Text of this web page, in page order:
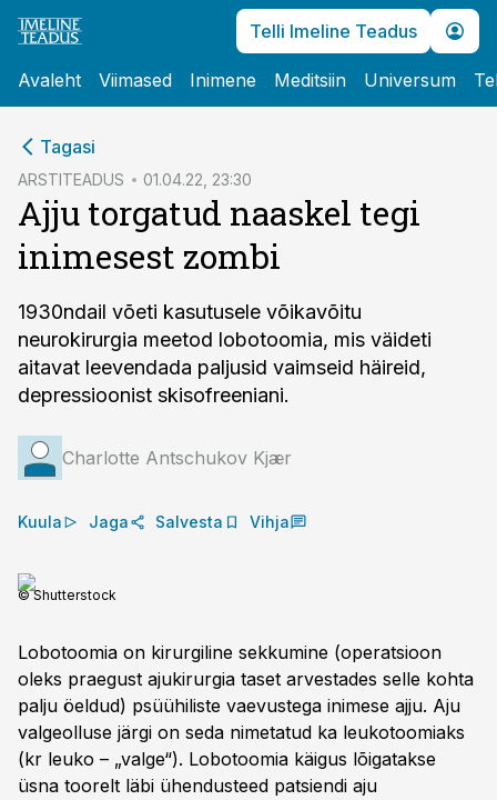
Telli Imeline Teadus
Avaleht Viimased Inimene Meditsiin Universum
Tagasi
ARSTITEADUS 01.04.22, 23:30
Ajju torgatud naaskel tegi
inimesest zombi
1930ndail võeti kasutusele võikavõitu
neurokirurgia meetod lobotoomia, mis väideti
aitavat leevendada paljusid vaimseid häireid,
depressioonist skisofreeniani.
Charlotte Antschukov Kjær
Kuula Jaga Salvesta Vihja
© Shutterstock
Lobotoomia on kirurgiline sekkumine (operatsioon
oleks praegust ajukirurgia taset arvestades selle kohta
palju öeldud) psüühiliste vaevustega inimese ajju. Aju
valge­olluse järgi on seda nimetatud ka leuko­toomiaks
(kr leuko – „valge“). Lobo­toomia käigus lõigatakse
üsna toorelt läbi ühendusteed patsiendi aju